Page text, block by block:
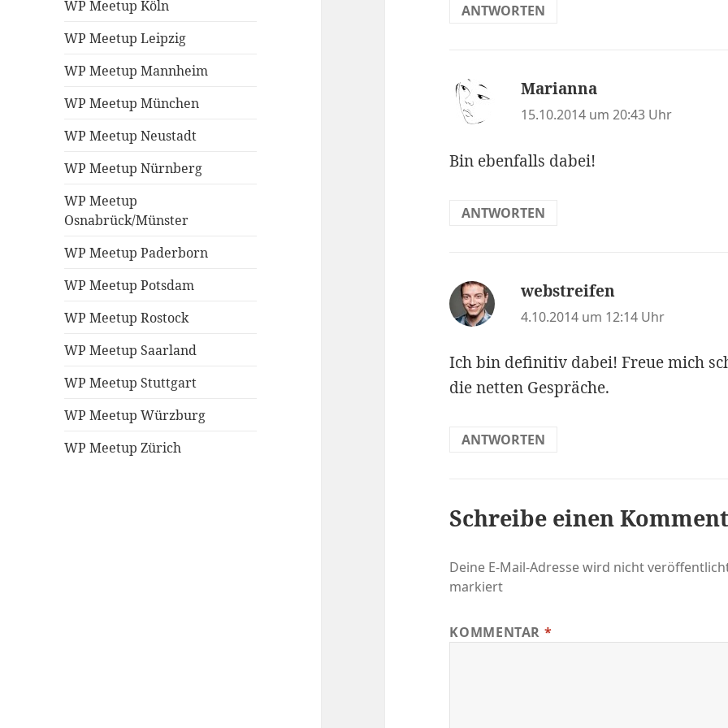
WP Meetup Köln
WP Meetup Leipzig
WP Meetup Mannheim
WP Meetup München
WP Meetup Neustadt
WP Meetup Nürnberg
WP Meetup
Osnabrück/Münster
WP Meetup Paderborn
WP Meetup Potsdam
WP Meetup Rostock
WP Meetup Saarland
WP Meetup Stuttgart
WP Meetup Würzburg
WP Meetup Zürich
ANTWORTEN
Marianna
15.10.2014 um 20:43 Uhr
Bin ebenfalls dabei!
ANTWORTEN
webstreifen
4.10.2014 um 12:14 Uhr
Ich bin definitiv dabei! Freue mich
die netten Gespräche.
ANTWORTEN
Schreibe einen
Deine E-Mail-Adresse wird nicht
markiert
KOMMENTAR *